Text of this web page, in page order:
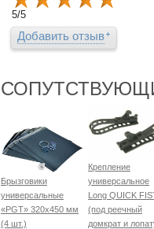
5/5
Добавить отзыв
Брызговики
универсальные
«PGT» 320х450 мм
(4 шт.)
Крепление
универсальное
Long QUICK
(под реечный
домкрат и